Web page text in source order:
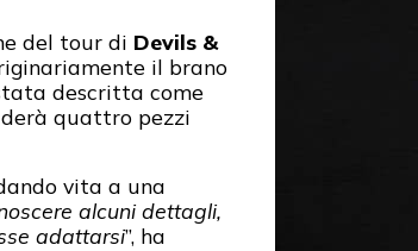
del tour di Devils &
il brano
descritta come
quattro pezzi
vita a una
alcuni dettagli,
adattarsi”, ha